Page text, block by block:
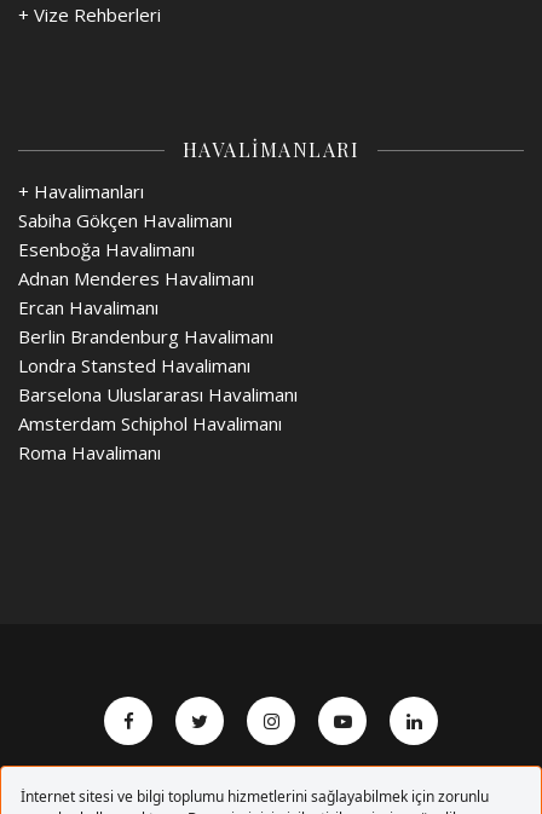
+ Vize Rehberleri
HAVALİMANLARI
+ Havalimanları
Sabiha Gökçen Havalimanı
Esenboğa Havalimanı
Adnan Menderes Havalimanı
Ercan Havalimanı
Berlin Brandenburg Havalimanı
Londra Stansted Havalimanı
Barselona Uluslararası Havalimanı
Amsterdam Schiphol Havalimanı
Roma Havalimanı